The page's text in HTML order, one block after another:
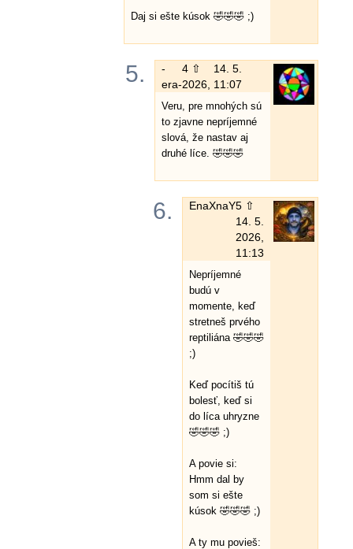
Daj si ešte kúsok 🤣🤣🤣 ;)
5.
-
era-
4 ⇧
14. 5.
2026, 11:07
Veru, pre mnohých sú
to zjavne nepríjemné
slová, že nastav aj
druhé líce. 🤣🤣🤣
6. EnaXnaY5 ⇧
14. 5.
2026,
11:13
Nepríjemné
budú v
momente, keď
stretneš prvého
reptiliána 🤣🤣🤣
;)
Keď pocítiš tú
bolesť, keď si
do líca uhryzne
🤣🤣🤣 ;)
A povie si:
Hmm dal by
som si ešte
kúsok 🤣🤣🤣 ;)
A ty mu povieš: